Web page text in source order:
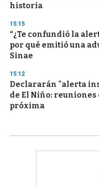
historia
15:15
“¿Te confundió la
por qué emitió una
Sinae
15:12
Declararán "alerta
de El Niño:
próxima